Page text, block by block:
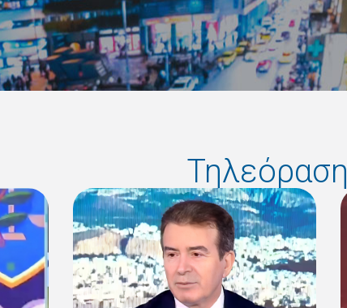
Τηλεόραση